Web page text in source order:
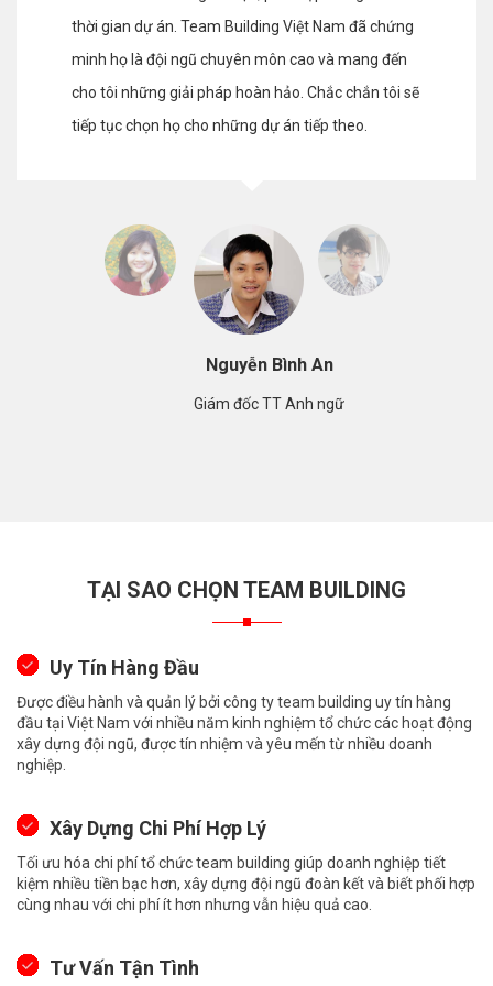
thời gian dự án. Team Building Việt Nam đã chứng
minh họ là đội ngũ chuyên môn cao và mang đến
cho tôi những giải pháp hoàn hảo. Chắc chắn tôi sẽ
tiếp tục chọn họ cho những dự án tiếp theo.
đã được hỗ trợ rất tốt và nhân viên của chúng tôi
đã thực sự đồng lòng hướng về mục tiêu chung
của công ty.
chuyên môn cao và mang đến cho tôi những giải
pháp hoàn hảo. Chắc chắn tôi sẽ tiếp tục chọn
Team Building Việt Nam cho những dự án tiếp
theo.
cao doanh số bán hàng. Tôi thực sự hài lòng về
dịch vụ và thái độ chăm sóc khách hàng của Team
Building Việt Nam.
Nguyễn Bình An
Giám đốc TT Anh ngữ
TẠI SAO CHỌN TEAM BUILDING
Uy Tín Hàng Đầu
Được điều hành và quản lý bởi công ty team building uy tín hàng
đầu tại Việt Nam với nhiều năm kinh nghiệm tổ chức các hoạt động
xây dựng đội ngũ, được tín nhiệm và yêu mến từ nhiều doanh
nghiệp.
Xây Dựng Chi Phí Hợp Lý
Tối ưu hóa chi phí tổ chức team building giúp doanh nghiệp tiết
kiệm nhiều tiền bạc hơn, xây dựng đội ngũ đoàn kết và biết phối hợp
cùng nhau với chi phí ít hơn nhưng vẫn hiệu quả cao.
Tư Vấn Tận Tình